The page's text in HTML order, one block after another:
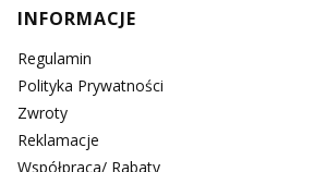
Linki w stopce
INFORMACJE
Regulamin
Polityka Prywatności
Zwroty
Reklamacje
Współpraca/ Rabaty